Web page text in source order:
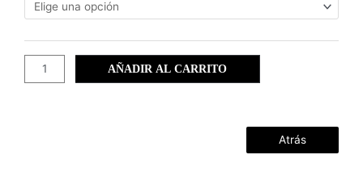
64,90 €
141,90 €
cantidad
AÑADIR AL CARRITO
Atrás